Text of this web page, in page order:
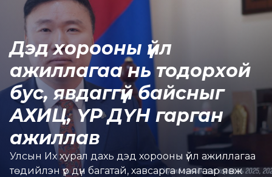
Дэд хорооны үйл
ажиллагаа нь тодорхой
бус, явдаггүй байсныг
АХИЦ, ҮР ДҮН гарган
ажиллав
Улсын Их хурал дахь дэд хорооны үйл ажиллагаа
төдийлэн үр дүн багатай, хавсарга маягаар явж